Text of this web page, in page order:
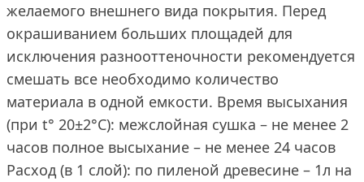
желаемого внешнего вида покрытия. Перед
окрашиванием больших площадей для
исключения разнооттеночности рекомендуется
смешать все необходимо количество
материала в одной емкости. Время высыхания
(при t° 20±2°С): межслойная сушка – не менее 2
часов полное высыхание – не менее 24 часов
Расход (в 1 слой): по пиленой древесине – 1л на